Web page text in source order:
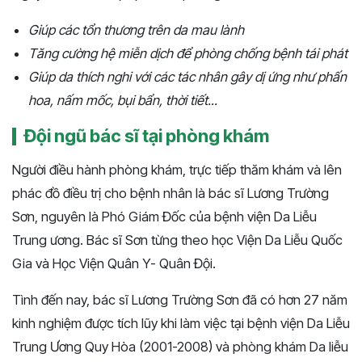
Giúp các tổn thương trên da mau lành
Tăng cường hệ miễn dịch để phòng chống bệnh tái phát
Giúp da thích nghi với các tác nhân gây dị ứng như phấn
hoa, nấm mốc, bụi bẩn, thời tiết...
Đội ngũ bác sĩ tại phòng khám
Người điều hành phòng khám, trực tiếp thăm khám và lên
phác đồ điều trị cho bệnh nhân là bác sĩ Lương Trường
Sơn, nguyên là Phó Giám Đốc của bệnh viện Da Liễu
Trung ương. Bác sĩ Sơn từng theo học Viện Da Liễu Quốc
Gia và Học Viện Quân Y- Quân Đội.
Tình đến nay, bác sĩ Lương Trường Sơn đã có hơn 27 năm
kinh nghiệm được tích lũy khi làm việc tại bệnh viện Da Liễu
Trung Ương Quy Hòa (2001-2008) và phòng khám Da liễu